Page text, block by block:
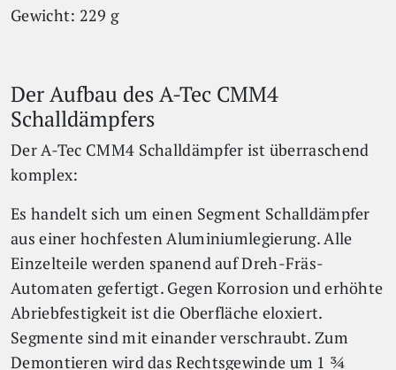
Gewicht: 229 g
Der Aufbau des A-Tec CMM4
Schalldämpfers
Der A-Tec CMM4 Schalldämpfer ist überraschend
komplex:
Es handelt sich um einen Segment Schalldämpfer
aus einer hochfesten Aluminiumlegierung. Alle
Einzelteile werden spanend auf Dreh-Fräs-
Automaten gefertigt. Gegen Korrosion und erhöhte
Abriebfestigkeit ist die Oberfläche eloxiert.
Segmente sind mit einander verschraubt. Zum
Demontieren wird das Rechtsgewinde um 1 ¾